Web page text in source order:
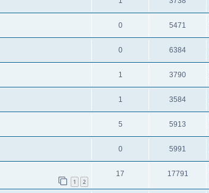
0 5471
0 6384
1 3790
1 3584
5 5913
0 5991
1 2
17 17791